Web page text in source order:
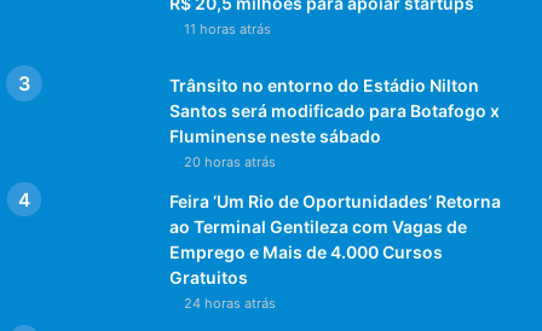
11 horas atrás
Trânsito no entorno do Estádio Nilton
Santos será modificado para Botafogo x
Fluminense neste sábado
20 horas atrás
Feira ‘Um Rio de Oportunidades’ Retorna
ao Terminal Gentileza com Vagas de
Emprego e Mais de 4.000 Cursos
Gratuitos
24 horas atrás